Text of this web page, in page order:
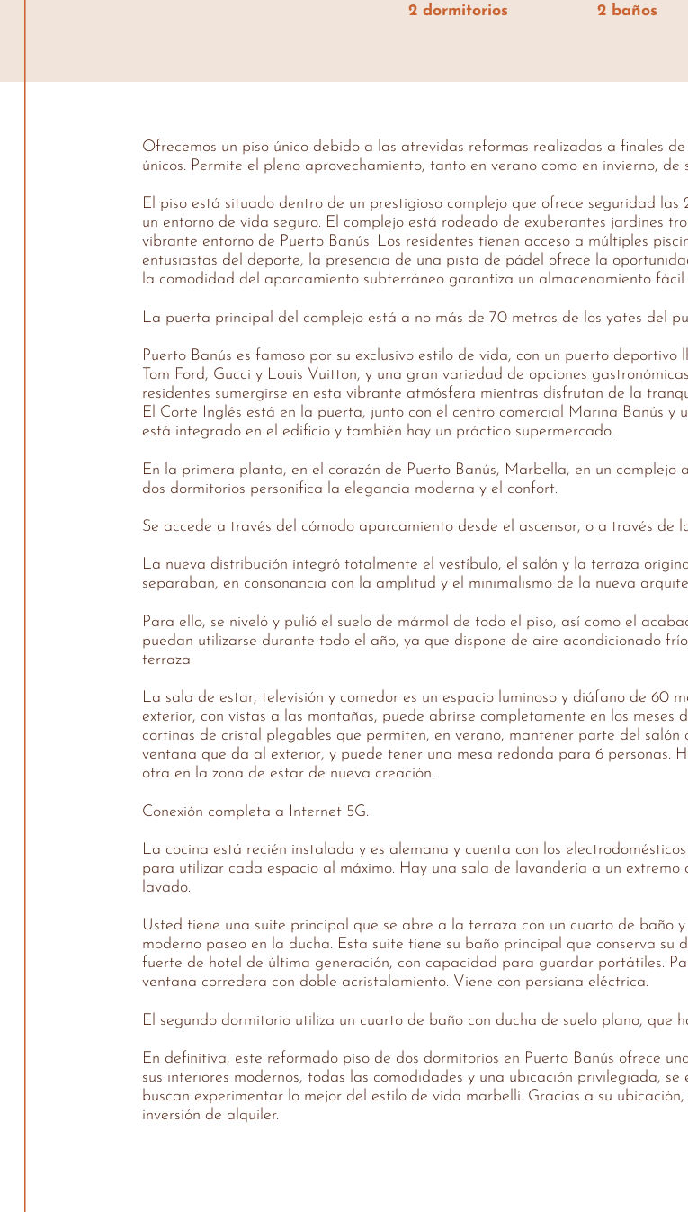
2 dormitorios
2 baños
Ofrecemos un piso único debido a las atrevidas reformas realizadas a finales
únicos. Permite el pleno aprovechamiento, tanto en verano como en invierno, de
El piso está situado dentro de un prestigioso complejo que ofrece seguridad
un entorno de vida seguro. El complejo está rodeado de exuberantes jardines
vibrante entorno de Puerto Banús. Los residentes tienen acceso a múltiples
entusiastas del deporte, la presencia de una pista de pádel ofrece la
la comodidad del aparcamiento subterráneo garantiza un almacenamiento fácil
La puerta principal del complejo está a no más de 70 metros de los yates del
Puerto Banús es famoso por su exclusivo estilo de vida, con un puerto
Tom Ford, Gucci y Louis Vuitton, y una gran variedad de opciones
residentes sumergirse en esta vibrante atmósfera mientras disfrutan de la
El Corte Inglés está en la puerta, junto con el centro comercial Marina Banús y
está integrado en el edificio y también hay un práctico supermercado.
En la primera planta, en el corazón de Puerto Banús, Marbella, en un complejo
dos dormitorios personifica la elegancia moderna y el confort.
Se accede a través del cómodo aparcamiento desde el ascensor, o a través de
La nueva distribución integró totalmente el vestíbulo, el salón y la terraza
separaban, en consonancia con la amplitud y el minimalismo de la nueva
Para ello, se niveló y pulió el suelo de mármol de todo el piso, así como el
puedan utilizarse durante todo el año, ya que dispone de aire acondicionado
terraza.
La sala de estar, televisión y comedor es un espacio luminoso y diáfano de 60
exterior, con vistas a las montañas, puede abrirse completamente en los
cortinas de cristal plegables que permiten, en verano, mantener parte del
ventana que da al exterior, y puede tener una mesa redonda para 6 personas.
otra en la zona de estar de nueva creación.
Conexión completa a Internet 5G.
La cocina está recién instalada y es alemana y cuenta con los
para utilizar cada espacio al máximo. Hay una sala de lavandería a un
lavado.
Usted tiene una suite principal que se abre a la terraza con un cuarto de baño
moderno paseo en la ducha. Esta suite tiene su baño principal que conserva su
fuerte de hotel de última generación, con capacidad para guardar portátiles.
ventana corredera con doble acristalamiento. Viene con persiana eléctrica.
El segundo dormitorio utiliza un cuarto de baño con ducha de suelo plano, que
En definitiva, este reformado piso de dos dormitorios en Puerto Banús ofrece
sus interiores modernos, todas las comodidades y una ubicación privilegiada,
buscan experimentar lo mejor del estilo de vida marbellí. Gracias a su
inversión de alquiler.